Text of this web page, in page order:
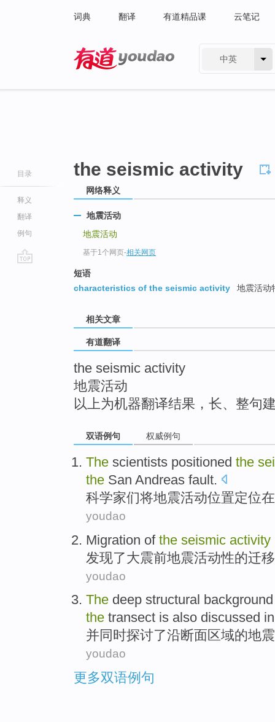
词典 翻译 有道精品课 云笔记
中英
目录
释义
翻译
例句
the seismic activity
网络释义
地震活动
地震活动
基于1个网页-相关网页
短语
characteristics of the seismic activity
地震活动
相关文章
有道翻译
the seismic activity
地震活动
以上为机器翻译结果，长、整句
双语例句 权威例句
The scientists positioned the
the San Andreas fault.
科学家们将地震活动位置定位在
youdao
Migration of the seismic activity
发现了大震前地震活动性的迁移
youdao
The deep structural background
the transect is also discussed
并 同时探讨了沿断面区域的地震
youdao
更多双语例句